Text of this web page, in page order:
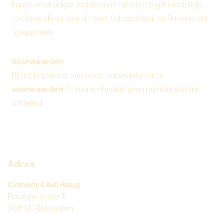
hapjes en drankjes worden aan tafel bezorgd! Gebruik je
telefoon alleen voor dit doel, fotograferen en filmen is niet
toegestaan.
Voorwaarden
Bij het kopen van een ticket aanvaard je onze
voorwaarden . Er kunnen hieraan geen rechten worden
ontleend.
Adres
Comedy Club Haug
Boompjeskade 11
3011 XE Rotterdam